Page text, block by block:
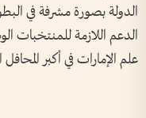
الدولة بصورة مشرفة في
الدعم اللازمة للمنتخبات
علم الإمارات في أكبر المحافل